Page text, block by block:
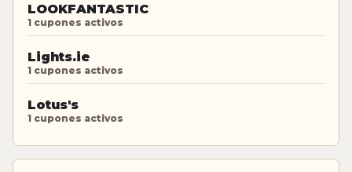
LOOKFANTASTIC
1 cupones activos
Lights.ie
1 cupones activos
Lotus's
1 cupones activos